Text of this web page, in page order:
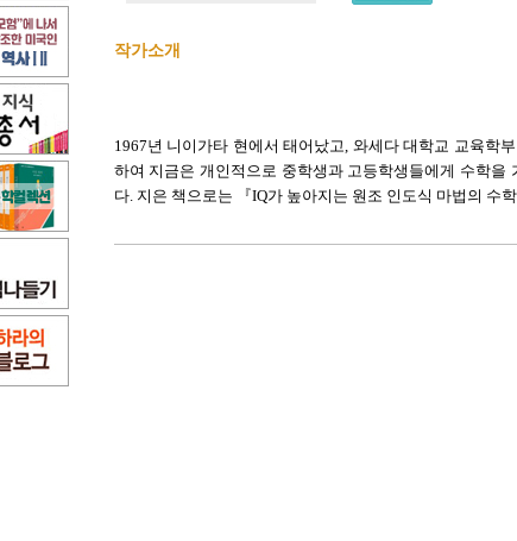
작가소개
1967년 니이가타 현에서 태어났고, 와세다 대학교 교육학
하여 지금은 개인적으로 중학생과 고등학생들에게 수학
다. 지은 책으로는 『IQ가 높아지는 원조 인도식 마법의 수